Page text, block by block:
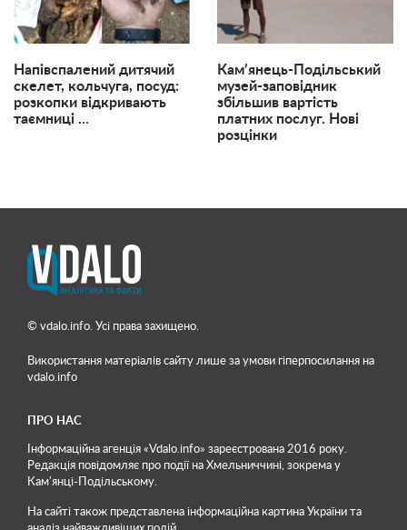
Напівспалений дитячий
скелет, кольчуга, посуд:
розкопки відкривають
таємниці ...
Кам’янець-Подільський
музей-заповідник
збільшив вартість
платних послуг. Нові
розцінки
© vdalo.info. Усі права захищено.
Використання матеріалів сайту лише за умови гіперпосилання на
vdalo.info
ПРО НАС
Інформаційна агенція «Vdalo.info» зареєстрована 2016 року.
Редакція повідомляє про події на Хмельниччині, зокрема у
Кам'янці-Подільському.
На сайті також представлена інформаційна картина України та